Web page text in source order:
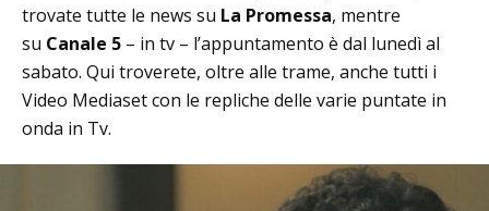
trovate tutte le news su La Promessa, mentre
su Canale 5 – in tv – l’appuntamento è dal lunedì al
sabato. Qui troverete, oltre alle trame, anche tutti i
Video Mediaset con le repliche delle varie puntate in
onda in Tv.